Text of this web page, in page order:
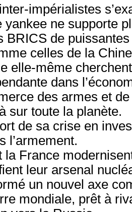
impérialistes
yankee ne supporte
BRICS de
celles de la
elle-même
dans
des armes et
sur toute la planète.
de sa crise en
l’armement.
la France
leur arsenal
un nouvel axe
mondiale, prêt à